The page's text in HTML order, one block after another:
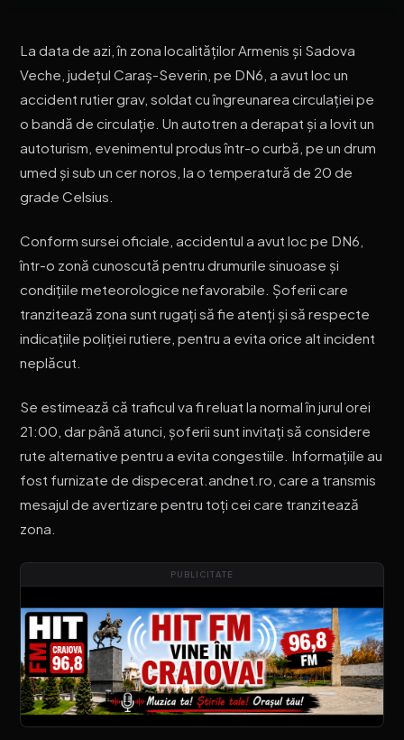
La data de azi, în zona localităților Armenis și Sadova
Veche, județul Caraș-Severin, pe DN6, a avut loc un
accident rutier grav, soldat cu îngreunarea circulației pe
o bandă de circulație. Un autotren a derapat și a lovit un
autoturism, evenimentul produs într-o curbă, pe un drum
umed și sub un cer noros, la o temperatură de 20 de
grade Celsius.
Conform sursei oficiale, accidentul a avut loc pe DN6,
într-o zonă cunoscută pentru drumurile sinuoase și
condițiile meteorologice nefavorabile. Șoferii care
tranzitează zona sunt rugați să fie atenți și să respecte
indicațiile poliției rutiere, pentru a evita orice alt incident
neplăcut.
Se estimează că traficul va fi reluat la normal în jurul orei
21:00, dar până atunci, șoferii sunt invitați să considere
rute alternative pentru a evita congestiile. Informațiile au
fost furnizate de dispecerat.andnet.ro, care a transmis
mesajul de avertizare pentru toți cei care tranzitează
zona.
PUBLICITATE